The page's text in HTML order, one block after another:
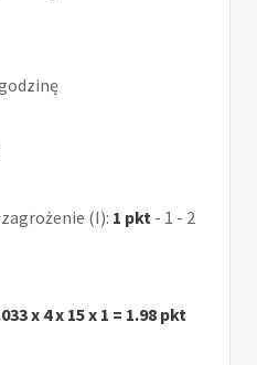
(I): 1 pkt - 1 - 2
x 4 x 15 x 1 = 1.98 pkt